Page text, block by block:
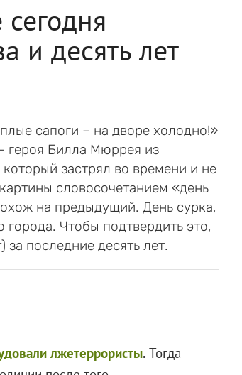
и десять лет
сапоги – на дворе холодно!»
героя Билла Мюррея из
застрял во времени и не
словосочетанием «день
на предыдущий. День сурка,
города. Чтобы подтвердить это,
последние десять лет.
лжетеррористы. Тогда